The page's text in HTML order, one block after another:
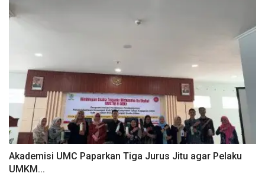
Akademisi UMC Paparkan Tiga Jurus Jitu agar Pelaku
UMKM...